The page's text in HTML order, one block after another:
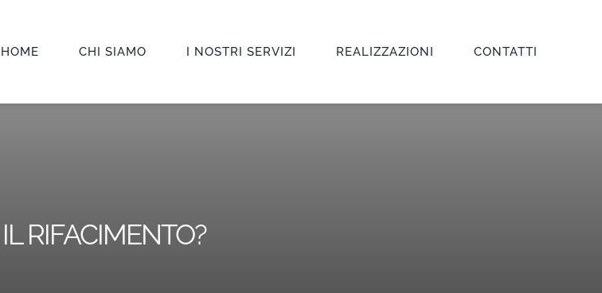
HOME CHI SIAMO I NOSTRI SERVIZI REALIZZAZIONI CONTATTI
RIFACIMENTO?